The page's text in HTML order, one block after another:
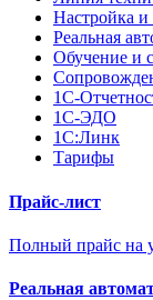
Настройка и
Реальная
Обучение и
1С-
1С-ЭДО
1С:Линк
Тарифы
Прайс-лист
Полный прайс на
Реальная